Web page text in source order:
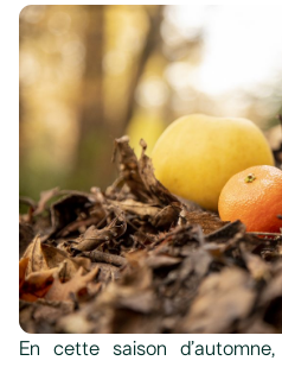
En cette saison